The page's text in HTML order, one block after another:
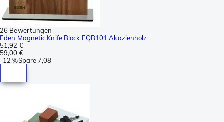
26 Bewertungen
Eden Magnetic Knife Block EQB101 Akazienholz
51,92 €
59,00 €
-12 %Spare7,08